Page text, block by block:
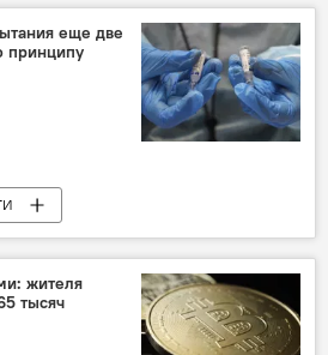
и арест Саакашвили
еще две
принципу
жителя
тысяч